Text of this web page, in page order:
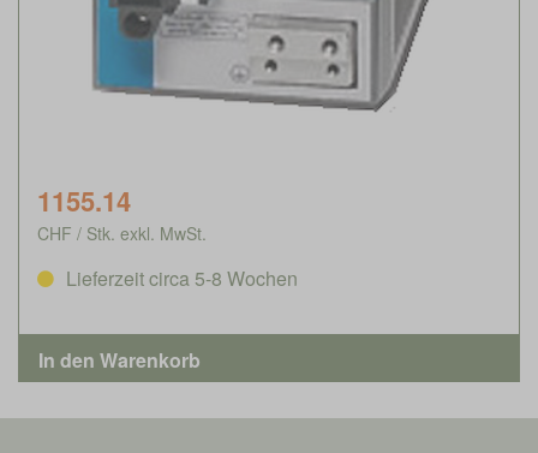
1155.14
CHF / Stk. exkl. MwSt.
Lieferzeit circa 5-8 Wochen